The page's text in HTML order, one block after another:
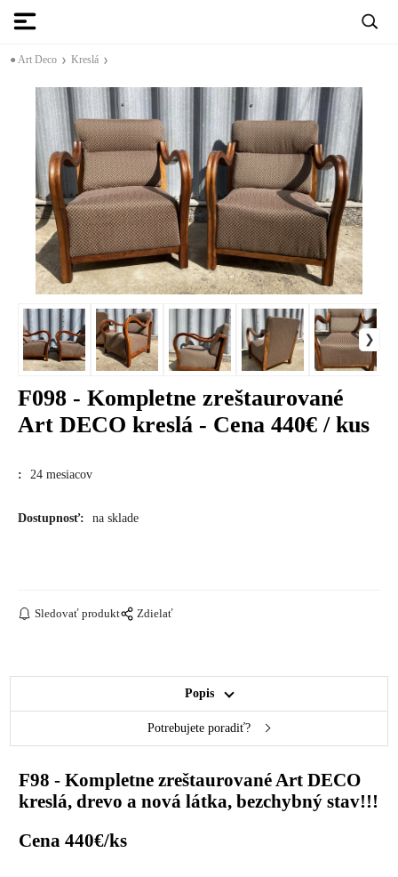
● Art Deco Kreslá
F098 - Kompletne zreštaurované
Art DECO kreslá - Cena 440€ / kus
: 24 mesiacov
Dostupnosť: na sklade
Sledovať produkt Zdielať
Popis
Potrebujete poradiť?
F98 - Kompletne zreštaurované Art DECO
kreslá, drevo a nová látka, bezchybný stav!!!
Cena 440€/ks